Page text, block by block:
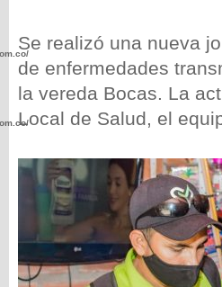
Se realizó una nueva
de enfermedades
la vereda Bocas. La
Local de Salud, el
wp-
wp-